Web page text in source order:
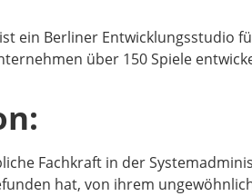
ist ein Berliner Entwicklungsstudio
über 150 Spiele
Fachkraft in der
hat, von ihrem